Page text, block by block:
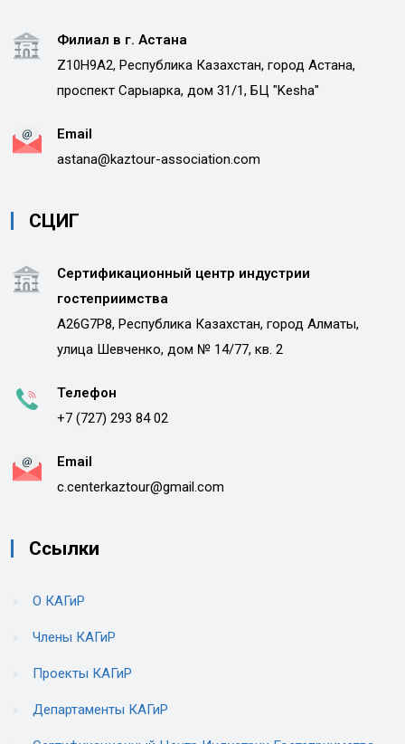
Филиал в г. Астана
Z10H9A2, Республика Казахстан, город Астана,
проспект Сарыарка, дом 31/1, БЦ "Kesha"
Email
astana@kaztour-association.com
СЦИГ
Сертификационный центр индустрии
гостеприимства
A26G7P8, Республика Казахстан, город Алматы,
улица Шевченко, дом № 14/77, кв. 2
Телефон
+7 (727) 293 84 02
Email
c.centerkaztour@gmail.com
Ссылки
О КАГиР
Члены КАГиР
Проекты КАГиР
Департаменты КАГиР